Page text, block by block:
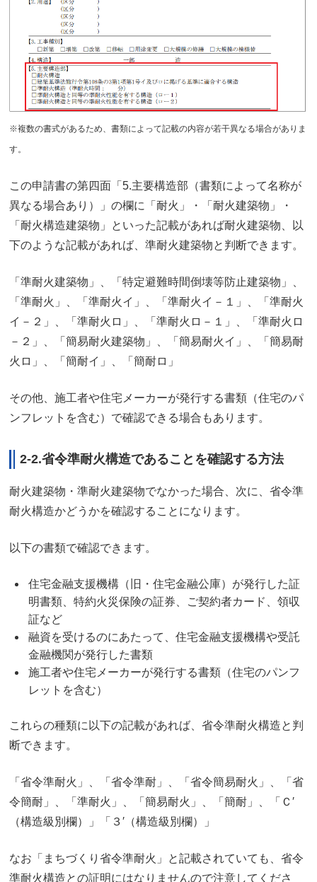
※複数の書式があるため、書類によって記載の内容が若干異なる場合がありま
す。
この申請書の第四面「5.主要構造部（書類によって名称が
異なる場合あり）」の欄に「耐火」・「耐火建築物」・
「耐火構造建築物」といった記載があれば耐火建築物、以
下のような記載があれば、準耐火建築物と判断できます。
「準耐火建築物」、「特定避難時間倒壊等防止建築物」、
「準耐火」、「準耐火イ」、「準耐火イ－１」、「準耐火
イ－２」、「準耐火ロ」、「準耐火ロ－１」、「準耐火ロ
－２」、「簡易耐火建築物」、「簡易耐火イ」、「簡易耐
火ロ」、「簡耐イ」、「簡耐ロ」
その他、施工者や住宅メーカーが発行する書類（住宅のパ
ンフレットを含む）で確認できる場合もあります。
2-2.省令準耐火構造であることを確認する方法
耐火建築物・準耐火建築物でなかった場合、次に、省令準
耐火構造かどうかを確認することになります。
以下の書類で確認できます。
住宅金融支援機構（旧・住宅金融公庫）が発行した証
明書類、特約火災保険の証券、ご契約者カード、領収
証など
融資を受けるのにあたって、住宅金融支援機構や受託
金融機関が発行した書類
施工者や住宅メーカーが発行する書類（住宅のパンフ
レットを含む）
これらの種類に以下の記載があれば、省令準耐火構造と判
断できます。
「省令準耐火」、「省令準耐」、「省令簡易耐火」、「省
令簡耐」、「準耐火」、「簡易耐火」、「簡耐」、「Ｃ′
（構造級別欄）」「３′（構造級別欄）」
なお「まちづくり省令準耐火」と記載されていても、省令
準耐火構造との証明にはなりませんので注意してくださ